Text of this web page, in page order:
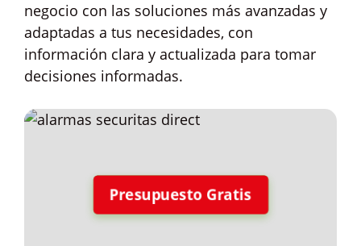
negocio con las soluciones más avanzadas y
adaptadas a tus necesidades, con
información clara y actualizada para tomar
decisiones informadas.
Presupuesto Gratis